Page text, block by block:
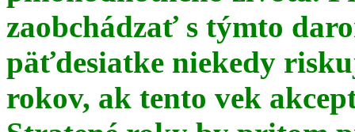
zaobchádzať s týmto
päťdesiatke niekedy
rokov, ak tento vek